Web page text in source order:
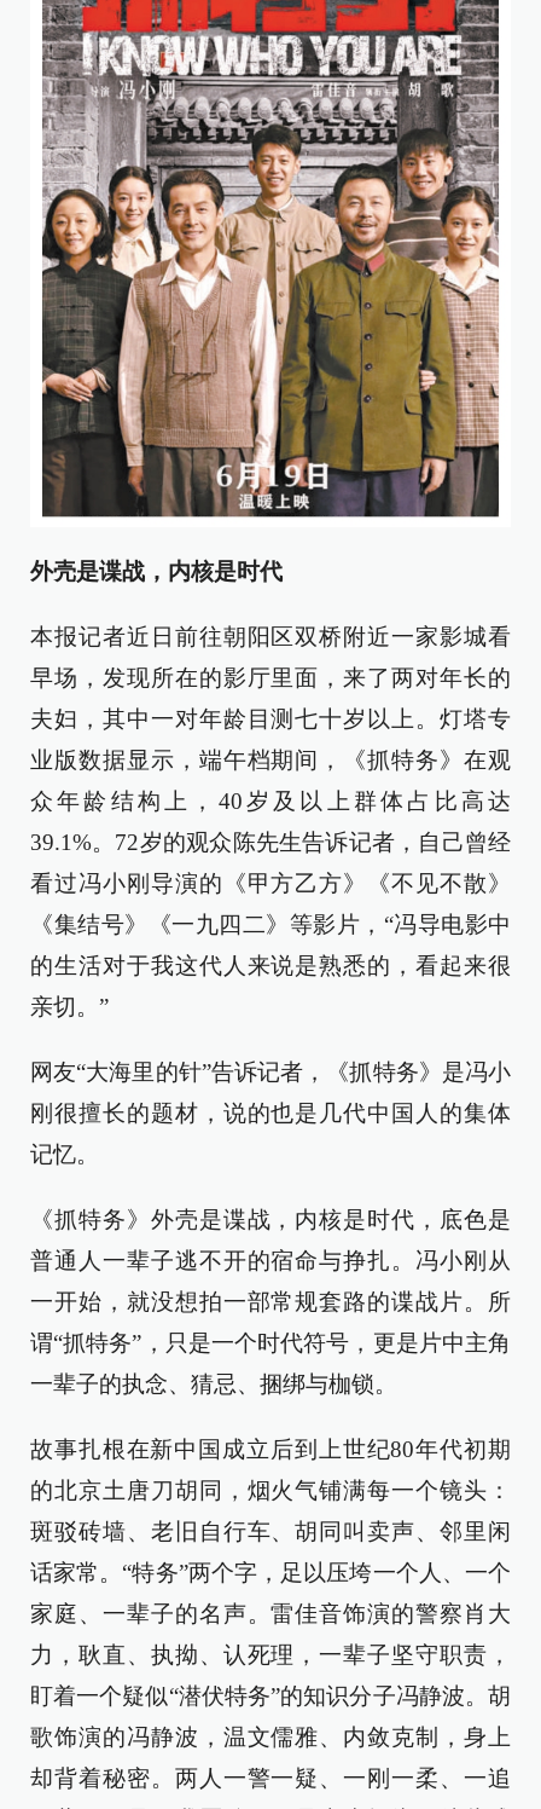
外壳是谍战，内核是时代
本报记者近日前往朝阳区双桥附近一家影城看
早场，发现所在的影厅里面，来了两对年长的
夫妇，其中一对年龄目测七十岁以上。灯塔专
业版数据显示，端午档期间，《抓特务》在观
众年龄结构上，40岁及以上群体占比高达
39.1%。72岁的观众陈先生告诉记者，自己曾经
看过冯小刚导演的《甲方乙方》《不见不散》
《集结号》《一九四二》等影片，“冯导电影中
的生活对于我这代人来说是熟悉的，看起来很
亲切。”
网友“大海里的针”告诉记者，《抓特务》是冯小
刚很擅长的题材，说的也是几代中国人的集体
记忆。
《抓特务》外壳是谍战，内核是时代，底色是
普通人一辈子逃不开的宿命与挣扎。冯小刚从
一开始，就没想拍一部常规套路的谍战片。所
谓“抓特务”，只是一个时代符号，更是片中主角
一辈子的执念、猜忌、捆绑与枷锁。
故事扎根在新中国成立后到上世纪80年代初期
的北京土唐刀胡同，烟火气铺满每一个镜头：
斑驳砖墙、老旧自行车、胡同叫卖声、邻里闲
话家常。“特务”两个字，足以压垮一个人、一个
家庭、一辈子的名声。雷佳音饰演的警察肖大
力，耿直、执拗、认死理，一辈子坚守职责，
盯着一个疑似“潜伏特务”的知识分子冯静波。胡
歌饰演的冯静波，温文儒雅、内敛克制，身上
却背着秘密。两人一警一疑、一刚一柔、一追